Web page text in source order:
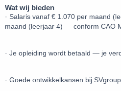
Wat wij bieden
· Salaris vanaf € 1.070 per maand
maand (leerjaar 4) — conform CAO
· Je opleiding wordt betaald — je
· Goede ontwikkelkansen bij